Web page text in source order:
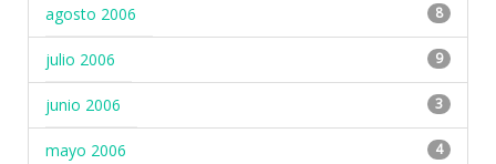
agosto 2006 8
julio 2006 9
junio 2006 3
mayo 2006 4